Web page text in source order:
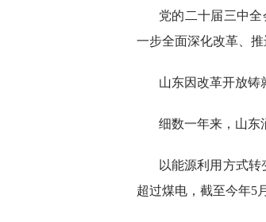
党的二十届三中
一步全面深化改革、推
山东因改革开放铸
细数一年来，山
以能源利用方式
超过煤电，截至今年5